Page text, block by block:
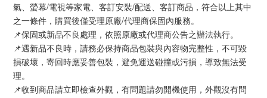
氣、螢幕/電視等家電、客訂安裝/配送、客訂商品，符合以上其中
之一條件，購買後僅受理原廠/代理商保固內服務。
📌保固或新品不良處理，依照原廠或代理商公告之辦法執行。
📌遇新品不良時，請務必保持商品包裝與內容物完整性，不可毀
損破壞，寄回時應妥善包裝，避免運送碰撞或污損，導致無法受
理。
📌收到商品請立即檢查外觀，有問題請勿開機使用，外觀沒有問